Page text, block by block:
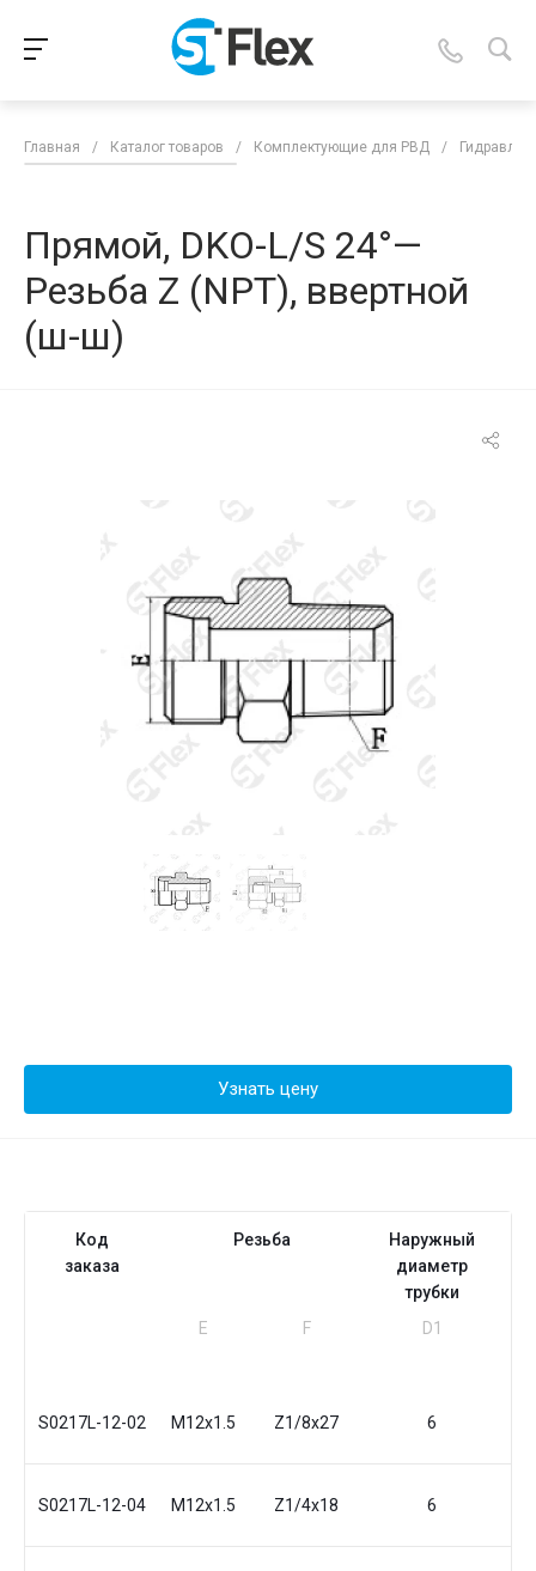
Главная / Каталог товаров / Комплектующие для РВД /
Прямой, DKO-L/S 24°—
Резьба Z (NPT), ввертной
(ш-ш)
Узнать цену
Код
заказа
Резьба
Наружный
диаметр
трубки
Е
F D1
S0217L-12-02 M12x1.5 Z1/8x27 6
S0217L-12-04 M12x1.5 Z1/4x18 6